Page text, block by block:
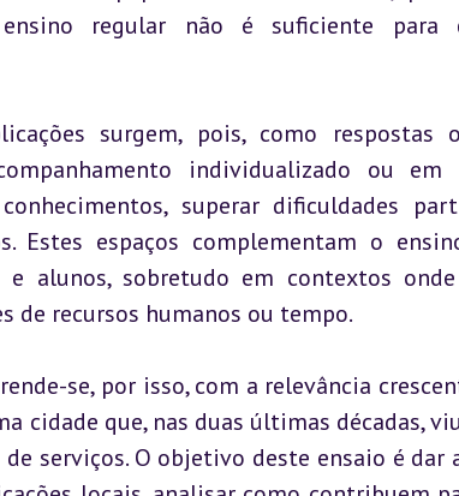
regular não é suficiente para
surgem, pois, como respostas
individualizado ou
superar dificuldades
Estes espaços complementam o
alunos, sobretudo em contextos
de recursos humanos ou tempo.
se, por isso, com a relevância
cidade que, nas duas últimas décadas,